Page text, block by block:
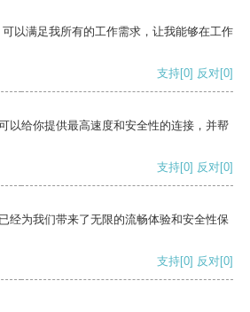
以满足我所有的工作需求，让我能够在工作
支持[0] 反对[0]
以给你提供最高速度和安全性的连接，并帮
支持[0] 反对[0]
经为我们带来了无限的流畅体验和安全性保
支持[0] 反对[0]